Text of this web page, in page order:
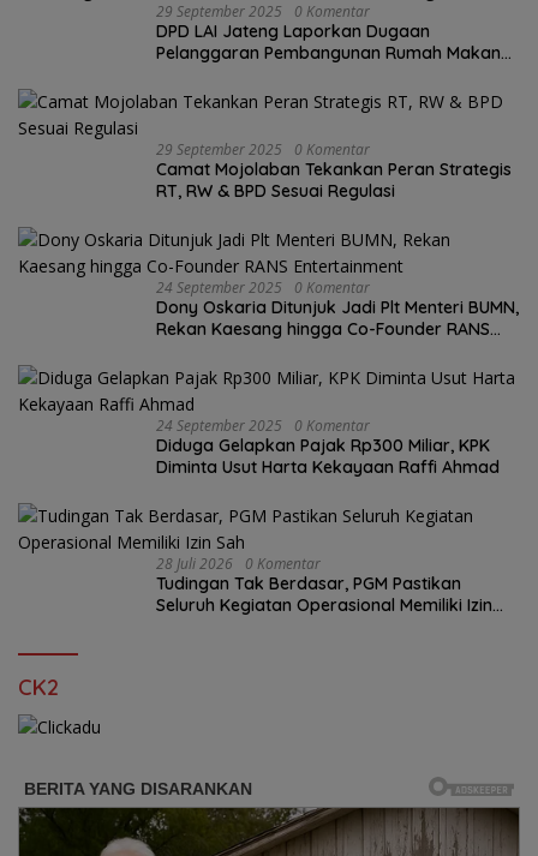
29 September 2025 0 Komentar
DPD LAI Jateng Laporkan Dugaan
Pelanggaran Pembangunan Rumah Makan
29 September 2025 0 Komentar
Camat Mojolaban Tekankan Peran Strategis
RT, RW & BPD Sesuai Regulasi
24 September 2025 0 Komentar
Dony Oskaria Ditunjuk Jadi Plt Menteri BUMN,
Rekan Kaesang hingga Co-Founder RANS
24 September 2025 0 Komentar
Diduga Gelapkan Pajak Rp300 Miliar, KPK
Diminta Usut Harta Kekayaan Raffi Ahmad
28 Juli 2026 0 Komentar
Tudingan Tak Berdasar, PGM Pastikan
Seluruh Kegiatan Operasional Memiliki Izin
CK2